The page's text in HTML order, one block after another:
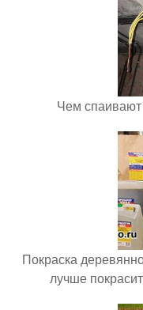
Чем
Покраска
лучше